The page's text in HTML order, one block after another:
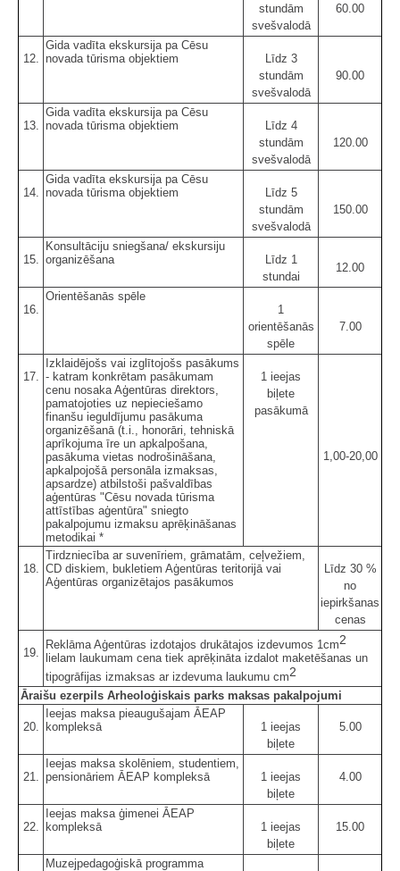
stundām
svešvalodā
60.00
12.
Gida vadīta ekskursija pa Cēsu
novada tūrisma objektiem
Līdz 3
stundām
svešvalodā
90.00
13.
Gida vadīta ekskursija pa Cēsu
novada tūrisma objektiem
Līdz 4
stundām
svešvalodā
120.00
14.
Gida vadīta ekskursija pa Cēsu
novada tūrisma objektiem
Līdz 5
stundām
svešvalodā
150.00
15.
Konsultāciju sniegšana/ ekskursiju
organizēšana
Līdz 1
stundai
12.00
16.
Orientēšanās spēle
1
orientēšanās
spēle
7.00
17.
Izklaidējošs vai izglītojošs pasākums
- katram konkrētam pasākumam
cenu nosaka Aģentūras direktors,
pamatojoties uz nepieciešamo
finanšu ieguldījumu pasākuma
organizēšanā (t.i., honorāri, tehniskā
aprīkojuma īre un apkalpošana,
pasākuma vietas nodrošināšana,
apkalpojošā personāla izmaksas,
apsardze) atbilstoši pašvaldības
aģentūras "Cēsu novada tūrisma
attīstības aģentūra" sniegto
pakalpojumu izmaksu aprēķināšanas
metodikai *
1 ieejas
biļete
pasākumā
1,00-20,00
18.
Tirdzniecība ar suvenīriem, grāmatām, ceļvežiem,
CD diskiem, bukletiem Aģentūras teritorijā vai
Aģentūras organizētajos pasākumos
Līdz 30 %
no
iepirkšanas
cenas
19.
Reklāma Aģentūras izdotajos drukātajos izdevumos 1cm2
lielam laukumam cena tiek aprēķināta izdalot maketēšanas un
tipogrāfijas izmaksas ar izdevuma laukumu cm2
Āraišu ezerpils Arheoloģiskais parks maksas pakalpojumi
20.
Ieejas maksa pieaugušajam ĀEAP
kompleksā
1 ieejas
biļete
5.00
21.
Ieejas maksa skolēniem, studentiem,
pensionāriem ĀEAP kompleksā
1 ieejas
biļete
4.00
22.
Ieejas maksa ģimenei ĀEAP
kompleksā
1 ieejas
biļete
15.00
Muzejpedagoģiskā programma